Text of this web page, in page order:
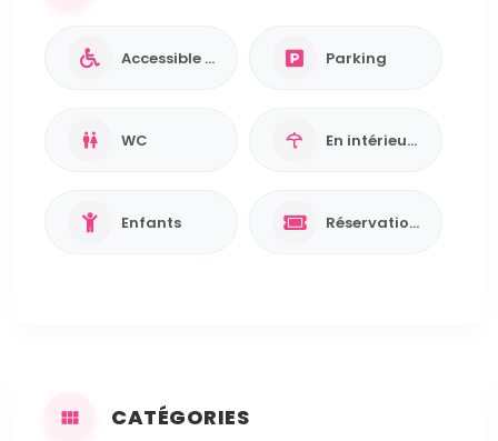
Accessible PMR ♿ Parking
WC En intérieur / Abrité
Enfants Réservation requise
CATÉGORIES